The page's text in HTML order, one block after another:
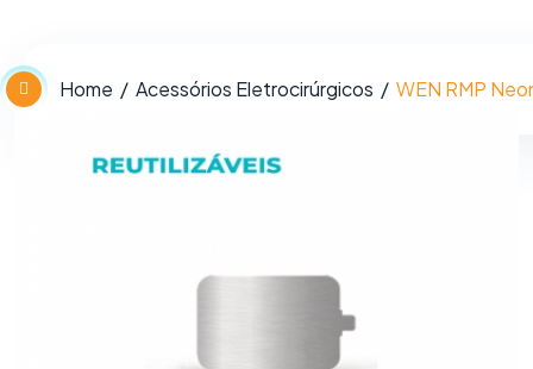
Home Acessórios Eletrocirúrgicos WEN RMP